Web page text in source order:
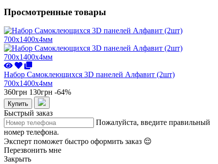
Просмотренные товары
Набор Самоклеющихся 3D панелей Алфавит (2шт)
700x1400x4мм
360грн 130грн -64%
Купить
Быстрый заказ
Пожалуйста, введите правильный
номер телефона.
Эксперт поможет быстро оформить заказ 😌
Перезвонить мне
Закрыть